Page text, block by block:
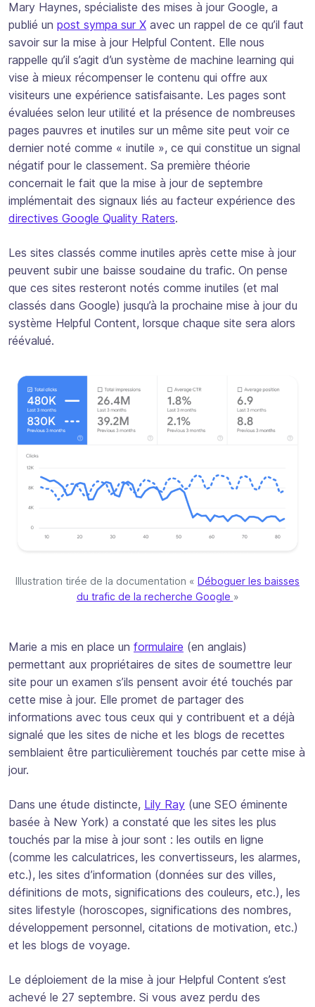
Mary Haynes, spécialiste des mises à jour Google, a
publié un post sympa sur X avec un rappel de ce qu’il faut
savoir sur la mise à jour Helpful Content. Elle nous
rappelle qu’il s’agit d’un système de machine learning qui
vise à mieux récompenser le contenu qui offre aux
visiteurs une expérience satisfaisante. Les pages sont
évaluées selon leur utilité et la présence de nombreuses
pages pauvres et inutiles sur un même site peut voir ce
dernier noté comme « inutile », ce qui constitue un signal
négatif pour le classement. Sa première théorie
concernait le fait que la mise à jour de septembre
implémentait des signaux liés au facteur expérience des
directives Google Quality Raters.
Les sites classés comme inutiles après cette mise à jour
peuvent subir une baisse soudaine du trafic. On pense
que ces sites resteront notés comme inutiles (et mal
classés dans Google) jusqu’à la prochaine mise à jour du
système Helpful Content, lorsque chaque site sera alors
réévalué.
Illustration tirée de la documentation « Déboguer les baisses
du trafic de la recherche Google »
Marie a mis en place un formulaire (en anglais)
permettant aux propriétaires de sites de soumettre leur
site pour un examen s’ils pensent avoir été touchés par
cette mise à jour. Elle promet de partager des
informations avec tous ceux qui y contribuent et a déjà
signalé que les sites de niche et les blogs de recettes
semblaient être particulièrement touchés par cette mise à
jour.
Dans une étude distincte, Lily Ray (une SEO éminente
basée à New York) a constaté que les sites les plus
touchés par la mise à jour sont : les outils en ligne
(comme les calculatrices, les convertisseurs, les alarmes,
etc.), les sites d’information (données sur des villes,
définitions de mots, significations des couleurs, etc.), les
sites lifestyle (horoscopes, significations des nombres,
développement personnel, citations de motivation, etc.)
et les blogs de voyage.
Le déploiement de la mise à jour Helpful Content s’est
achevé le 27 septembre. Si vous avez perdu des